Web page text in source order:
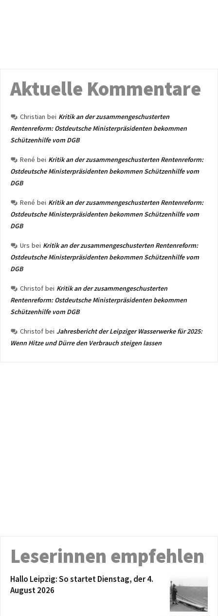
Aktuelle Kommentare
Christian bei Kritik an der zusammengeschusterten
Rentenreform: Ostdeutsche Ministerpräsidenten bekommen
Schützenhilfe vom DGB
René bei Kritik an der zusammengeschusterten Rentenreform:
Ostdeutsche Ministerpräsidenten bekommen Schützenhilfe vom
DGB
René bei Kritik an der zusammengeschusterten Rentenreform:
Ostdeutsche Ministerpräsidenten bekommen Schützenhilfe vom
DGB
Urs bei Kritik an der zusammengeschusterten Rentenreform:
Ostdeutsche Ministerpräsidenten bekommen Schützenhilfe vom
DGB
Christof bei Kritik an der zusammengeschusterten
Rentenreform: Ostdeutsche Ministerpräsidenten bekommen
Schützenhilfe vom DGB
Christof bei Jahresbericht der Leipziger Wasserwerke für 2025:
Wenn Hitze und Dürre den Verbrauch steigen lassen
Leserinnen empfehlen
Hallo Leipzig: So startet Dienstag, der 4.
August 2026